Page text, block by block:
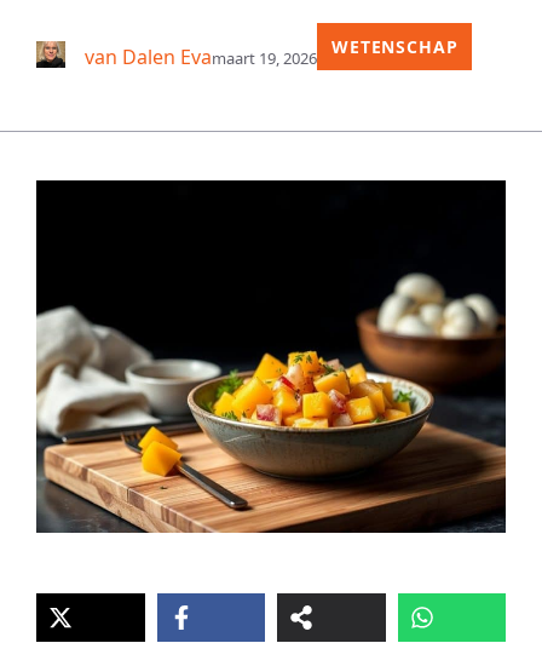
van Dalen Evamaart 19, 2026 WETENSCHAP